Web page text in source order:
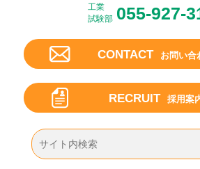
工業
試験部 055-927-
CONTACT お問い合
RECRUIT 採用案